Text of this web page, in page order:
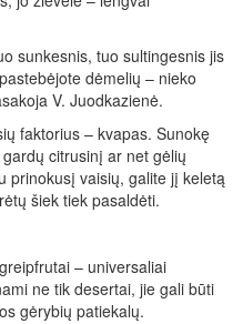
sunkesnis, tuo sultingesnis jis
dėmelių – nieko
V. Juodkazienė.
faktorius – kvapas. Sunokę
citrusinį ar net gėlių
prinokusį vaisių, galite jį keletą
šiek tiek pasaldėti.
– universaliai
ne tik desertai, jie gali būti
gėrybių patiekalų.